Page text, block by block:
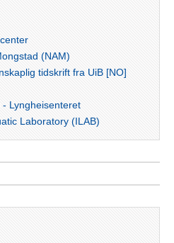
(NAM)
tidskrift fra UiB [NO]
Lyngheisenteret
Laboratory (ILAB)